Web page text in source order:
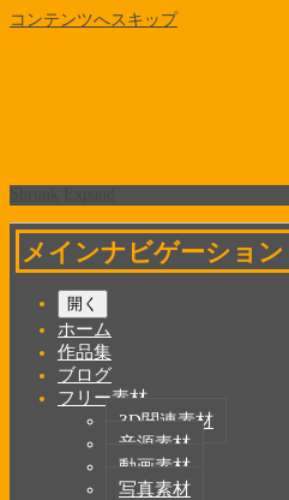
コンテンツへスキップ
メインナビゲーション
開く
ホーム
作品集
ブログ
フリー素材
3D関連素材
音源素材
動画素材
写真素材